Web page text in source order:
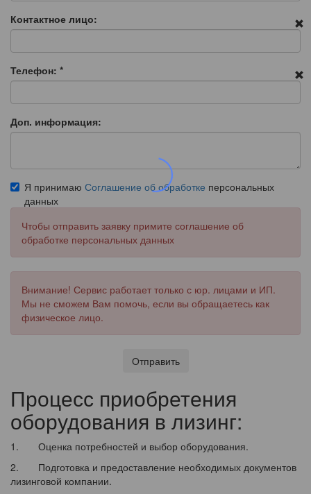
Контактное лицо:
Телефон: *
Доп. информация:
Я принимаю Соглашение об обработке персональных
данных
Чтобы отправить заявку примите соглашение об
обработке персональных данных
Внимание! Сервис работает только с юр. лицами и ИП.
Мы не сможем Вам помочь, если вы обращаетесь как
физическое лицо.
Отправить
Процесс приобретения
оборудования в лизинг:
1. Оценка потребностей и выбор оборудования.
2. Подготовка и предоставление необходимых документов
лизинговой компании.